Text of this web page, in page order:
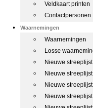
Veldkaart printen
Contactpersonen
Waarnemingen
Waarnemingen
Losse
Nieuwe
Nieuwe
Nieuwe
Nieuwe